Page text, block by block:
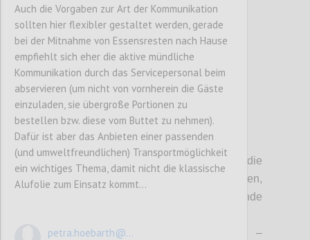
P3
Sofern nicht anders angegeben, gelten die
MUSS-Kriterien immer für alle Betriebstypen,
wobei für die Ausnahmen folgende
BEH– Beherbergungsbetriebe;
–
Auch die Vorgaben zur Art der Kommunikation
sollten hier flexibler gestaltet werden, gerade
bei der Mitnahme von Essensresten nach Hause
empfiehlt sich eher die aktive mündliche
Kommunikation durch das Servicepersonal beim
abservieren (um nicht von vornherein die Gäste
einzuladen, sie übergroße Portionen zu
bestellen bzw. diese vom Buttet zu nehmen).
Dafür ist aber das Anbieten einer passenden
(und umweltfreundlichen) Transportmöglichkeit
ein wichtiges Thema, damit nicht die klassische
Alufolie zum Einsatz kommt…
petra.hoebarth@...